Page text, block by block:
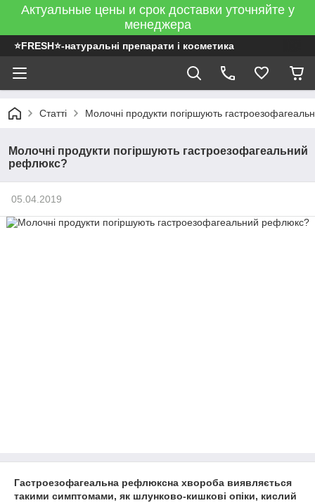
Актуальные цены и срок доставки уточняйте у
менеджера
⭐FRESH⭐-натуральні препарати і косметика
Статті Молочні продукти погіршують
Молочні продукти погіршують гастроезофагеальний
рефлюкс?
05.04.2019
Гастроезофагеальна рефлюксна хвороба виявляється
такими симптомами, як шлунково-кишкові опіки, кислий